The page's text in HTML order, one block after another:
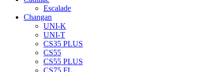
Escalade
Changan
UNI-K
UNI-T
CS35 PLUS
CS55
CS55 PLUS
CS75 FL